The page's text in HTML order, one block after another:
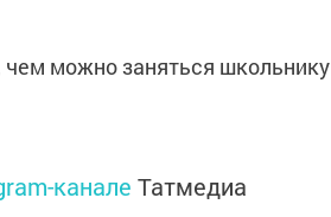
можно заняться школьнику
канале Татмедиа